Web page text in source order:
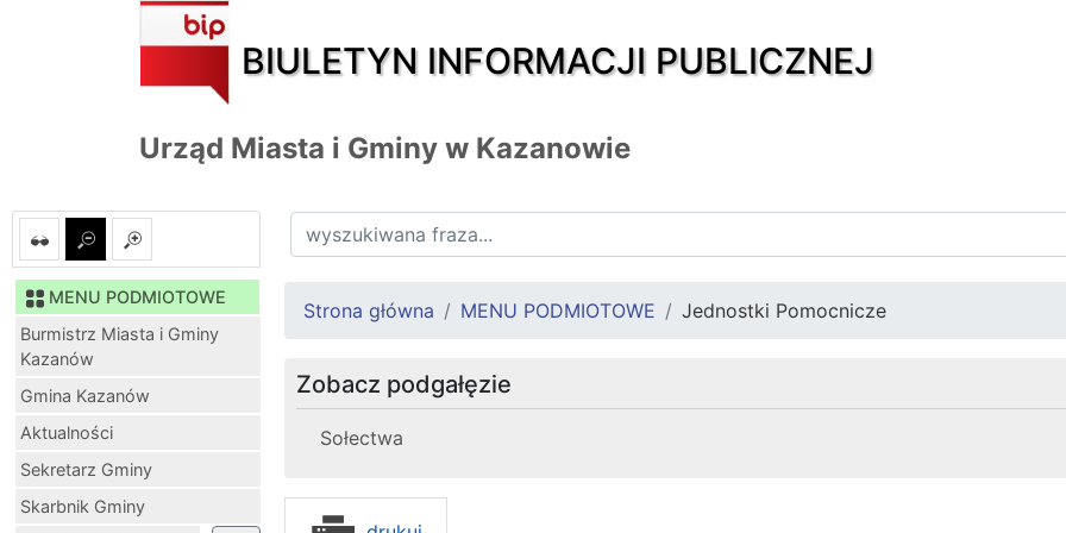
BIULETYN INFORMACJI PUBLICZNEJ
Urząd Miasta i Gminy w Kazanowie
MENU PODMIOTOWE
Burmistrz Miasta i Gminy
Kazanów
Gmina Kazanów
Aktualności
Sekretarz Gminy
Skarbnik Gminy
Strona główna MENU PODMIOTOWE Jednostki Pomocnicze
Zobacz podgałęzie
Sołectwa